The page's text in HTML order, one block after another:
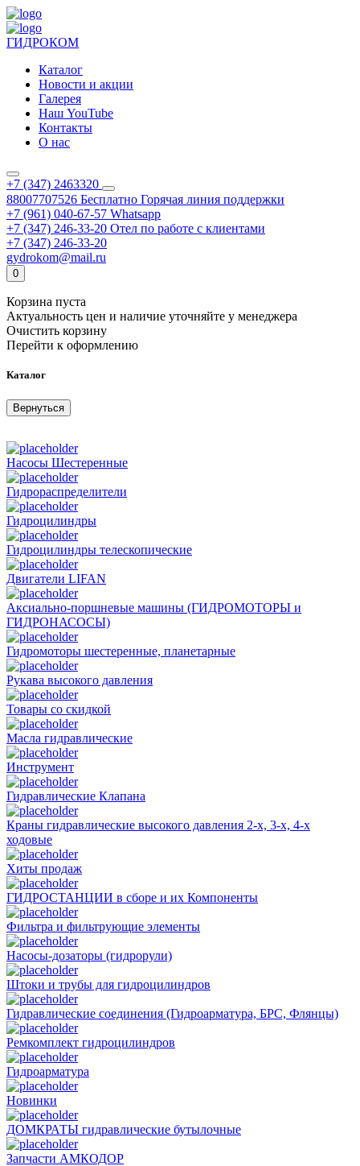
ГИДРОКОМ
Каталог
Новости и акции
Галерея
Наш YouTube
Контакты
О нас
+7 (347) 2463320
88007707526 Бесплатно Горячая линия поддержки
+7 (961) 040-67-57 Whatsapp
+7 (347) 246-33-20 Отел по работе с клиентами
+7 (347) 246-33-20
gydrokom@mail.ru
0
Корзина пуста
Актуальность цен и наличие уточняйте у менеджера
Очистить корзину
Перейти к оформлению
Каталог
Вернуться
Насосы Шестеренные
Гидрораспределители
Гидроцилиндры
Гидроцилиндры телескопические
Двигатели LIFAN
Аксиально-поршневые машины (ГИДРОМОТОРЫ и
ГИДРОНАСОСЫ)
Гидромоторы шестеренные, планетарные
Рукава высокого давления
Товары со скидкой
Масла гидравлические
Инструмент
Гидравлические Клапана
Краны гидравлические высокого давления 2-х, 3-х, 4-х
ходовые
Хиты продаж
ГИДРОСТАНЦИИ в сборе и их Компоненты
Фильтра и фильтрующие элементы
Насосы-дозаторы (гидрорули)
Штоки и трубы для гидроцилиндров
Гидравлические соединения (Гидроарматура, БРС, Флянцы)
Ремкомплект гидроцилиндров
Гидроарматура
Новинки
ДОМКРАТЫ гидравлические бутылочные
Запчасти АМКОДОР